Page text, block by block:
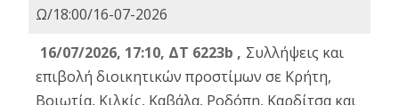
Ω/18:00/16-07-2026
16/07/2026, 17:10, ΔΤ 6223b , Συλλήψεις και
επιβολή διοικητικών προστίμων σε Κρήτη,
Βοιωτία, Κιλκίς, Καβάλα, Ροδόπη, Καρδίτσα και